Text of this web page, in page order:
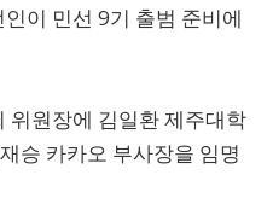
이 민선 9기 출범 준비에
위원장에 김일환 제주대학
승 카카오 부사장을 임명